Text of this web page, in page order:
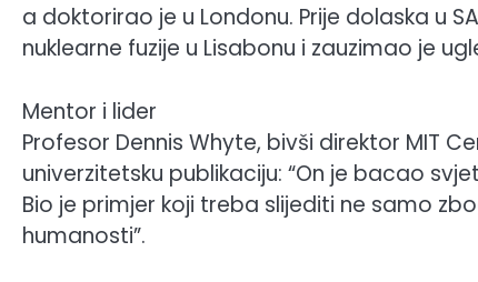
a doktorirao je u Londonu. Prije dolaska u
nuklearne fuzije u Lisabonu i zauzimao je
Mentor i lider
Profesor Dennis Whyte, bivši direktor MIT
univerzitetsku publikaciju: “On je bacao
Bio je primjer koji treba slijediti ne samo
humanosti”.